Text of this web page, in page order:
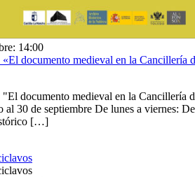
14:00
documento medieval en la Cancillería
documento medieval en la Cancillería
30 de septiembre De lunes a viernes: De
[…]